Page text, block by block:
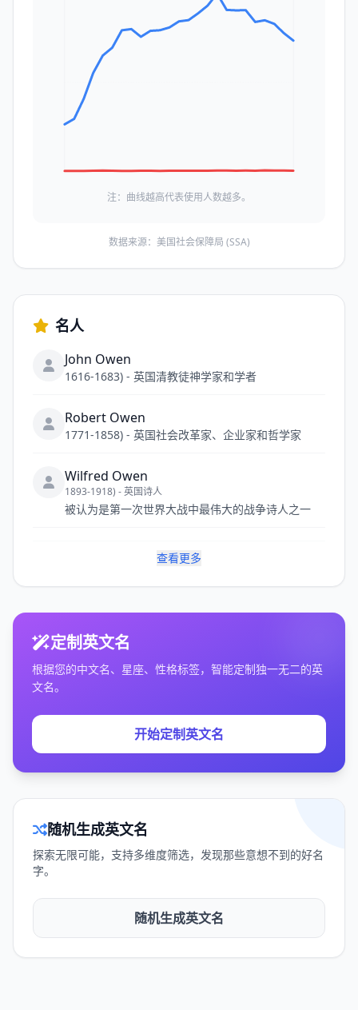
注：曲线越高代表使用人数越多。
数据来源：美国社会保障局 (SSA)
名人
John Owen
1616-1683) - 英国清教徒神学家和学者
Robert Owen
1771-1858) - 英国社会改革家、企业家和哲学家
Wilfred Owen
1893-1918) - 英国诗人
被认为是第一次世界大战中最伟大的战争诗人之一
查看更多
定制英文名
根据您的中文名、星座、性格标签，智能定制独一无二的英
文名。
开始定制英文名
随机生成英文名
探索无限可能，支持多维度筛选，发现那些意想不到的好名
字。
随机生成英文名